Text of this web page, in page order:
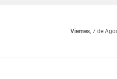
Viernes, 7 de